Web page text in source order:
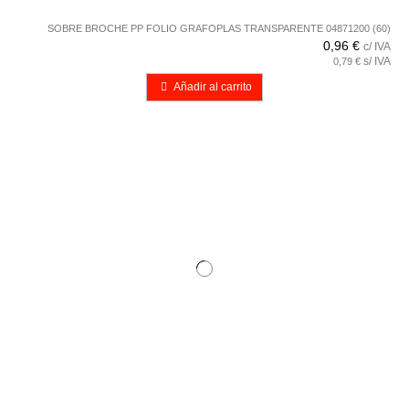
SOBRE BROCHE PP FOLIO GRAFOPLAS TRANSPARENTE 04871200 (60)
0,96 € c/ IVA
0,79 € s/ IVA
Añadir al carrito